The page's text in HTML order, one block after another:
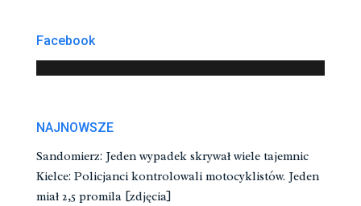
Facebook
NAJNOWSZE
Sandomierz: Jeden wypadek skrywał wiele tajemnic
Kielce: Policjanci kontrolowali motocyklistów. Jeden
miał 2,5 promila [zdjęcia]